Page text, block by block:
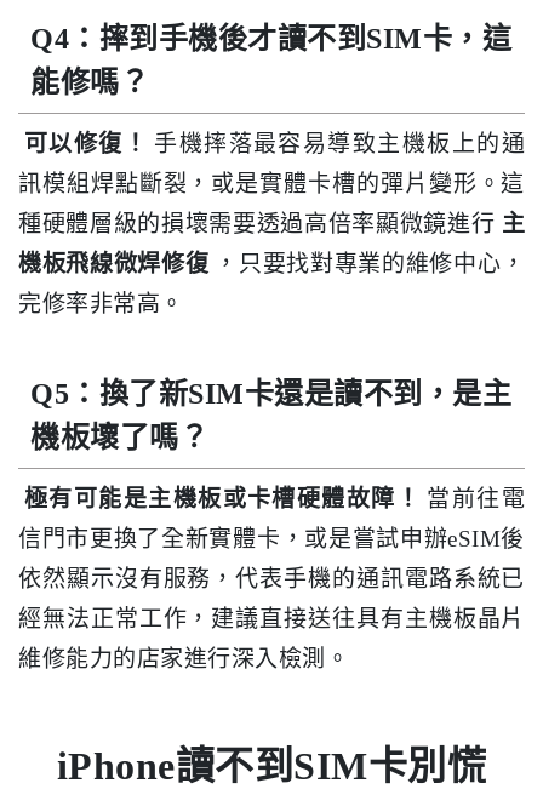
Q4：摔到手機後才讀不到SIM卡，這
能修嗎？
可以修復！
手機摔落最容易導致主機板上的通
訊模組焊點斷裂，或是實體卡槽的彈片變形。這
種硬體層級的損壞需要透過高倍率顯微鏡進行 主
機板飛線微焊修復 ，只要找對專業的維修中心，
完修率非常高。
Q5：換了新SIM卡還是讀不到，是主
機板壞了嗎？
極有可能是主機板或卡槽硬體故障！
當前往電
信門市更換了全新實體卡，或是嘗試申辦eSIM後
依然顯示沒有服務，代表手機的通訊電路系統已
經無法正常工作，建議直接送往具有主機板晶片
維修能力的店家進行深入檢測。
iPhone讀不到SIM卡別慌